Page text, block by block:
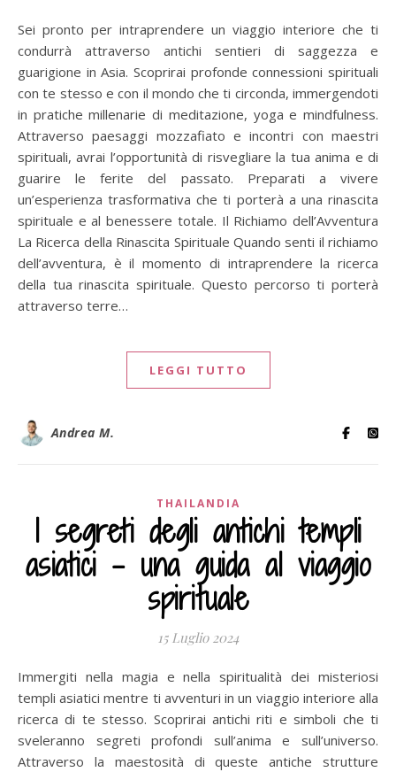
Sei pronto per intraprendere un viaggio interiore che ti
condurrà attraverso antichi sentieri di saggezza e
guarigione in Asia. Scoprirai profonde connessioni spirituali
con te stesso e con il mondo che ti circonda, immergendoti
in pratiche millenarie di meditazione, yoga e mindfulness.
Attraverso paesaggi mozzafiato e incontri con maestri
spirituali, avrai l’opportunità di risvegliare la tua anima e di
guarire le ferite del passato. Preparati a vivere
un’esperienza trasformativa che ti porterà a una rinascita
spirituale e al benessere totale. Il Richiamo dell’Avventura
La Ricerca della Rinascita Spirituale Quando senti il richiamo
dell’avventura, è il momento di intraprendere la ricerca
della tua rinascita spirituale. Questo percorso ti porterà
attraverso terre…
LEGGI TUTTO
Andrea M.
THAILANDIA
I segreti degli antichi templi
asiatici – una guida al viaggio
spirituale
15 Luglio 2024
Immergiti nella magia e nella spiritualità dei misteriosi
templi asiatici mentre ti avventuri in un viaggio interiore alla
ricerca di te stesso. Scoprirai antichi riti e simboli che ti
sveleranno segreti profondi sull’anima e sull’universo.
Attraverso la maestosità di queste antiche strutture